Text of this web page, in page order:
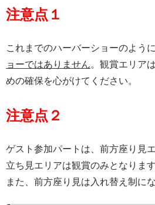
注意点１
これまでのハーバーショーのように
ョーではありません。観賞エリア
めの確保を心がけてください。
注意点２
ゲスト参加パートは、前方座り見
立ち見エリアは観賞のみとなります
また、前方座り見は入れ替え制に